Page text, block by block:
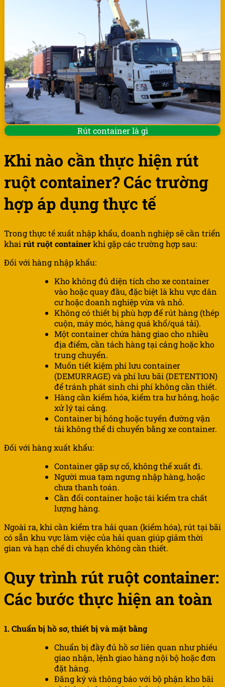
Rút container là gì
Khi nào cần thực hiện rút
ruột container? Các trường
hợp áp dụng thực tế
Trong thực tế xuất nhập khẩu, doanh nghiệp sẽ cần triển
khai rút ruột containerkhi gặp các trường hợp sau:
Đối với hàng nhập khẩu:
Kho không đủ diện tích cho xe container
vào hoặc quay đầu, đặc biệt là khu vực dân
cư hoặc doanh nghiệp vừa và nhỏ.
Không có thiết bị phù hợp để rút hàng (thép
cuộn, máy móc, hàng quá khổ/quá tải).
Một container chứa hàng giao cho nhiều
địa điểm, cần tách hàng tại cảng hoặc kho
trung chuyển.
Muốn tiết kiệm phí lưu container
(DEMURRAGE) và phí lưu bãi (DETENTION)
để tránh phát sinh chi phí không cần thiết.
Hàng cần kiểm hóa, kiểm tra hư hỏng, hoặc
xử lý tại cảng.
Container bị hỏng hoặc tuyến đường vận
tải không thể di chuyển bằng xe container.
Đối với hàng xuất khẩu:
Container gặp sự cố, không thể xuất đi.
Người mua tạm ngưng nhập hàng, hoặc
chưa thanh toán.
Cần đổi container hoặc tái kiểm tra chất
lượng hàng.
Ngoài ra, khi cần kiểm tra hải quan (kiểm hóa), rút tại bãi
có sẵn khu vực làm việc của hải quan giúp giảm thời
gian và hạn chế di chuyển không cần thiết.
Quy trình rút ruột container:
Các bước thực hiện an toàn
1. Chuẩn bị hồ sơ, thiết bị và mặt bằng
Chuẩn bị đầy đủ hồ sơ liên quan như phiếu
giao nhận, lệnh giao hàng nội bộ hoặc đơn
đặt hàng.
Đăng ký và thông báo với bộ phận kho bãi